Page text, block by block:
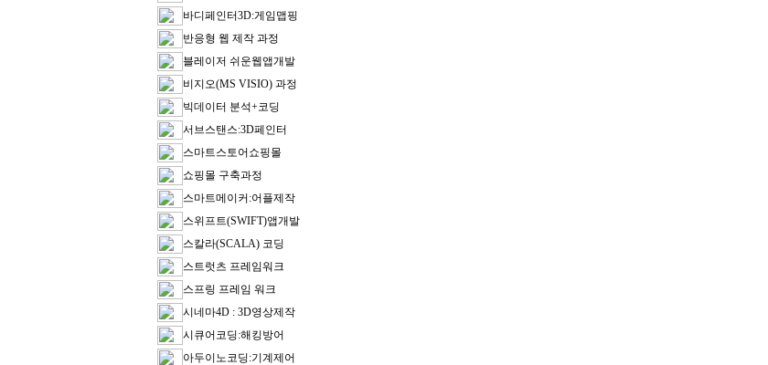
바디페인터3D:게임맵핑
반응형 웹 제작 과정
블레이저 쉬운웹앱개발
비지오(MS VISIO) 과정
빅데이터 분석+코딩
서브스탠스:3D페인터
스마트스토어쇼핑몰
쇼핑몰 구축과정
스마트메이커:어플제작
스위프트(SWIFT)앱개발
스칼라(SCALA) 코딩
스트럿츠 프레임워크
스프링 프레임 워크
시네마4D : 3D영상제작
시큐어코딩:해킹방어
아두이노코딩:기계제어